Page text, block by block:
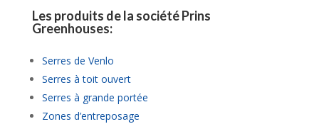
Les produits de la société Prins
Greenhouses:
Serres de Venlo
Serres à toit ouvert
Serres à grande portée
Zones d’entreposage